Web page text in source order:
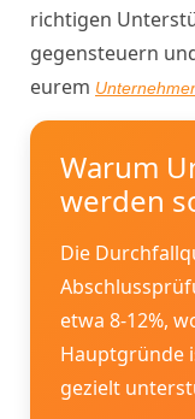
richtigen
gegensteuern
eurem
Warum
werden
Die
etwa 8-12%,
Hauptgründe
gezielt